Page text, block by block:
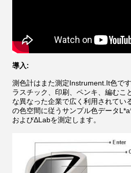
導入:
測色計はまた測定Instrument.It色で
ラスチック、印刷、ペンキ、編むこ
な異なった企業で広く利用されてい
の色空間に従うサンプル色データ
およびΔLabを測定します。